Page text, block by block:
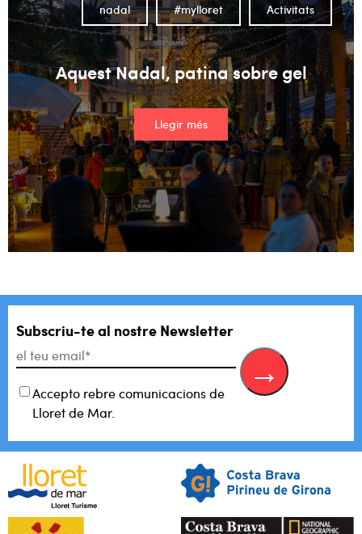
Aquest Nadal, patina sobre gel
Llegir més
Activitats
#mylloret
nadal
Subscriu-te al nostre Newsletter
Accepto rebre comunicacions de
Lloret de Mar.